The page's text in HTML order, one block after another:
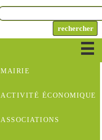
MAIRIE
ACTIVITÉ ÉCONOMIQUE
ASSOCIATIONS